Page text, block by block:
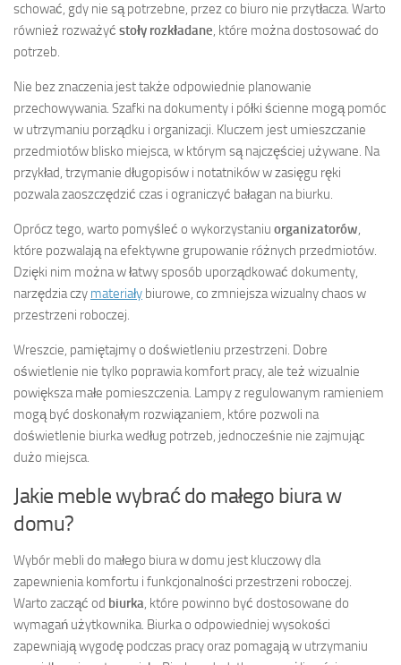
schować, gdy nie są potrzebne, przez co biuro nie przytłacza. Warto
również rozważyć stoły rozkładane, które można dostosować do
potrzeb.
Nie bez znaczenia jest także odpowiednie planowanie
przechowywania. Szafki na dokumenty i półki ścienne mogą pomóc
w utrzymaniu porządku i organizacji. Kluczem jest umieszczanie
przedmiotów blisko miejsca, w którym są najczęściej używane. Na
przykład, trzymanie długopisów i notatników w zasięgu ręki
pozwala zaoszczędzić czas i ograniczyć bałagan na biurku.
Oprócz tego, warto pomyśleć o wykorzystaniu organizatorów,
które pozwalają na efektywne grupowanie różnych przedmiotów.
Dzięki nim można w łatwy sposób uporządkować dokumenty,
narzędzia czy materiały biurowe, co zmniejsza wizualny chaos w
przestrzeni roboczej.
Wreszcie, pamiętajmy o doświetleniu przestrzeni. Dobre
oświetlenie nie tylko poprawia komfort pracy, ale też wizualnie
powiększa małe pomieszczenia. Lampy z regulowanym ramieniem
mogą być doskonałym rozwiązaniem, które pozwoli na
doświetlenie biurka według potrzeb, jednocześnie nie zajmując
dużo miejsca.
Jakie meble wybrać do małego biura w
domu?
Wybór mebli do małego biura w domu jest kluczowy dla
zapewnienia komfortu i funkcjonalności przestrzeni roboczej.
Warto zacząć od biurka, które powinno być dostosowane do
wymagań użytkownika. Biurka o odpowiedniej wysokości
zapewniają wygodę podczas pracy oraz pomagają w utrzymaniu